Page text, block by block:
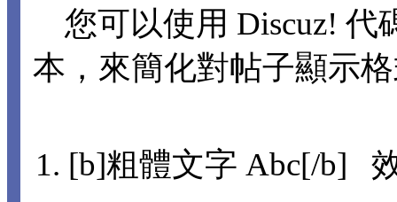
您可以使用 Discuz! 代
本，來簡化對帖子顯示
[b]粗體文字 Abc[/b]